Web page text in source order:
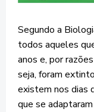
Segundo a
todos aqueles
anos e, por
seja, foram
existem nos dias
que se